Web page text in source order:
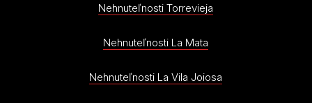
Nehnuteľnosti Torrevieja
Nehnuteľnosti La Mata
Nehnuteľnosti La Vila Joiosa